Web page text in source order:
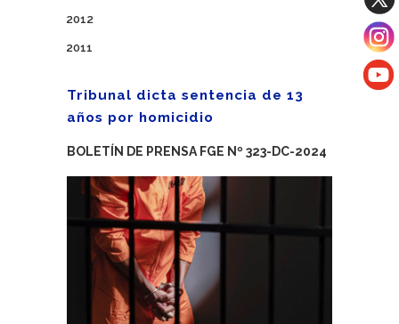
2012
2011
Tribunal dicta sentencia de 13
años por homicidio
BOLETÍN DE PRENSA FGE Nº 323-DC-2024